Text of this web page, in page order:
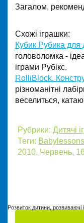
Загалом,
Схожі іграшки:
Кубик Рубика для
головоломка -
іграми Рубікс.
RolliBlock.
різноманітні
веселиться,
Рубрики: Дитячі
Теги:
2010, Червень,
Розвиток дитини, розвиваючі